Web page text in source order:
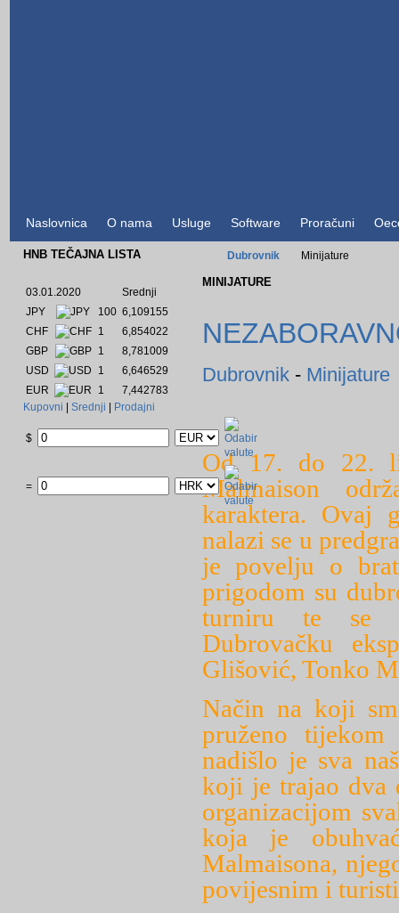
Naslovnica O nama Usluge Software Proračuni
Dubrovnik Minijature
MINIJATURE
Dubrovnik - Minijature
Od 17. do 22.
Malmaison
karaktera. Ovaj
nalazi se u
je povelju o
prigodom su
turniru te se
Dubrovačku
Glišović, Tonko
Način na koji
pruženo
nadišlo je sva
koji je trajao dva
organizacijom
koja je
Malmaisona,
povijesnim i
HNB TEČAJNA LISTA
03.01.2020
Srednji
JPY
100 6,109155
CHF
1
6,854022
GBP
1
8,781009
USD
1
6,646529
EUR
1
7,442783
Kupovni
Srednji Prodajni
$
=